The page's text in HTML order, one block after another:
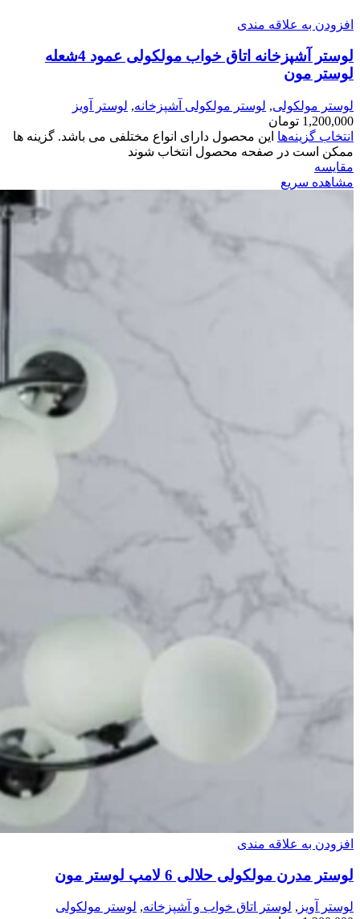
افزودن به علاقه مندی
لوستر آشپزخانه اتاق خواب مولکولی عمود 4شعله
لوستر مون
لوستر مولکولی, لوستر مولکولی آشپزخانه, لوستر آویز
1,200,000 تومان
انتخاب گزینه‌ها این محصول دارای انواع مختلفی می باشد. گزینه ها
ممکن است در صفحه محصول انتخاب شوند
مقایسه
مشاهده سریع
افزودن به علاقه مندی
لوستر مدرن مولکولی حلالی 6 لامپ لوستر مون
لوستر آویز , لوستر اتاق خواب و آشپزخانه, لوستر مولکولی